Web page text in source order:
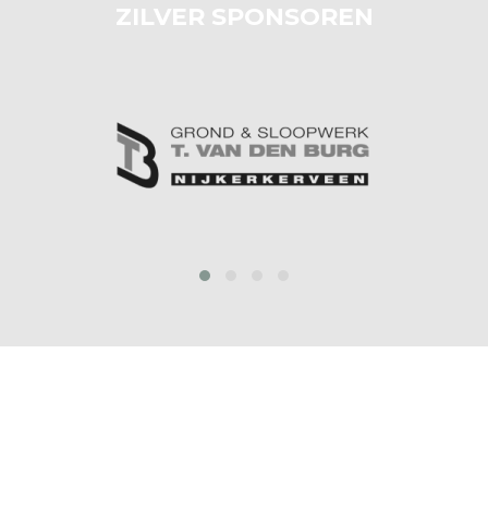
ZILVER SPONSOREN
prev